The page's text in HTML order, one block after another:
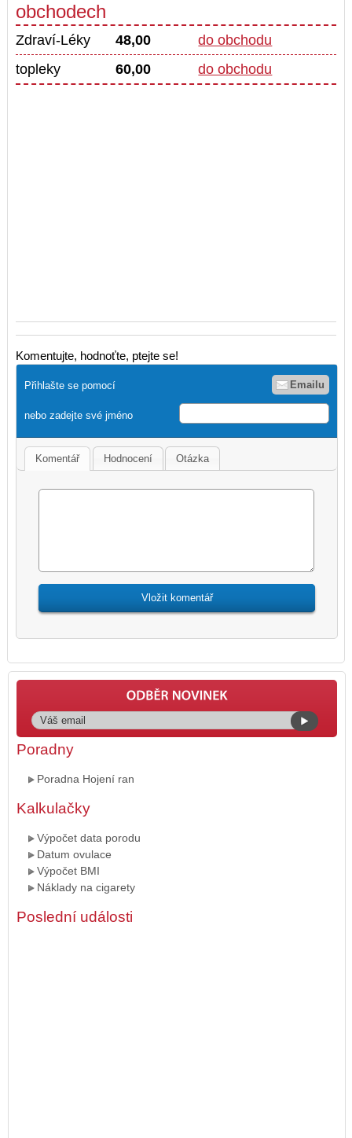
obchodech
Zdraví-Léky 48,00
do obchodu
topleky
60,00 do obchodu
Komentujte, hodnoťte, ptejte se!
Přihlašte se pomocí Emailu
nebo zadejte své jméno
Komentář Hodnocení Otázka
Poradny
Poradna Hojení ran
Kalkulačky
Výpočet data porodu
Datum ovulace
Výpočet BMI
Náklady na cigarety
Poslední události